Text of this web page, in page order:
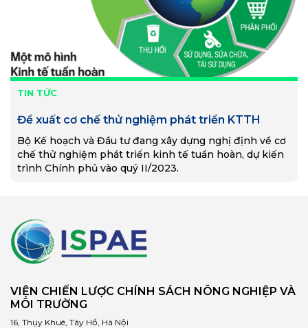
TIN TỨC
Đề xuất cơ chế thử nghiệm phát triển KTTH
Bộ Kế hoạch và Đầu tư đang xây dựng nghị định về cơ
chế thử nghiệm phát triển kinh tế tuần hoàn, dự kiến
trình Chính phủ vào quý II/2023.
VIỆN CHIẾN LƯỢC CHÍNH SÁCH NÔNG NGHIỆP VÀ
MÔI TRƯỜNG
16, Thụy Khuê, Tây Hồ, Hà Nội